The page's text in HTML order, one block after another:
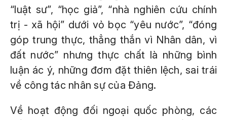
“luật sư”, “học giả”, “nhà nghiên cứu chính
trị - xã hội” dưới vỏ bọc “yêu nước”, “đóng
góp trung thực, thẳng thắn vì Nhân dân, vì
đất nước” nhưng thực chất là những bình
luận ác ý, những đơm đặt thiên lệch, sai trái
về công tác nhân sự của Đảng.
Về hoạt động đối ngoại quốc phòng, các